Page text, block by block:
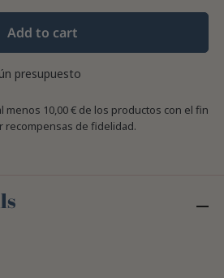
Add to cart
presupuesto
menos 10,00 € de los productos con el fin
recompensas de fidelidad.